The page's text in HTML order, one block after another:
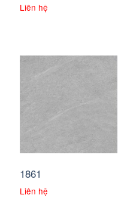
Liên hệ
1861
Liên hệ